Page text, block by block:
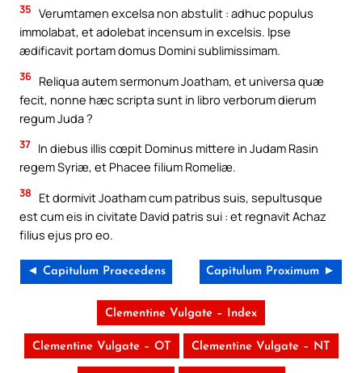
35 Verumtamen excelsa non abstulit : adhuc populus
immolabat, et adolebat incensum in excelsis. Ipse
ædificavit portam domus Domini sublimissimam.
36 Reliqua autem sermonum Joatham, et universa quæ
fecit, nonne hæc scripta sunt in libro verborum dierum
regum Juda ?
37 In diebus illis cœpit Dominus mittere in Judam Rasin
regem Syriæ, et Phacee filium Romeliæ.
38
Et dormivit Joatham cum patribus suis, sepultusque
est cum eis in civitate David patris sui : et regnavit Achaz
filius ejus pro eo.
◄ Capitulum Praecedens Capitulum Proximum ►
Clementine Vulgate – Index
Clementine Vulgate – OT Clementine Vulgate – NT